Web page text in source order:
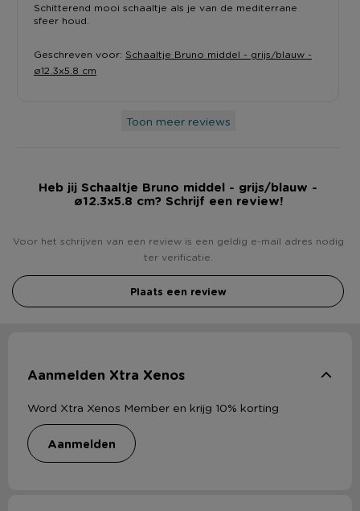
Schitterend mooi schaaltje als je van de mediterrane
sfeer houd.
Geschreven voor: Schaaltje Bruno middel - grijs/blauw -
ø12.3x5.8 cm
Toon meer reviews
Heb jij Schaaltje Bruno middel - grijs/blauw -
ø12.3x5.8 cm? Schrijf een review!
Voor het schrijven van een review is een geldig e-mail adres nodig
ter verificatie.
Plaats een review
Aanmelden Xtra Xenos
Word Xtra Xenos Member en krijg 10% korting
aanmelden